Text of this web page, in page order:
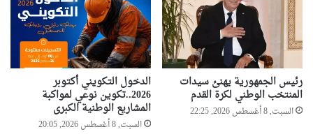
د
م
رئيس الجمهورية يهنئ سيدات
المنتخب الوطني لكرة القدم
السبت, 8 أغسطس 2026, 22:25
الدخول التكويني أكتوبر
2026..تكوين نوعي لمواكبة
المشاريع الوطنية الكبرى
السبت, 8 أغسطس 2026, 20:05